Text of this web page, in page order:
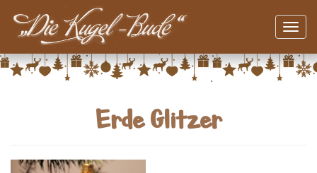
Direkt
zum
Erde Glitzer